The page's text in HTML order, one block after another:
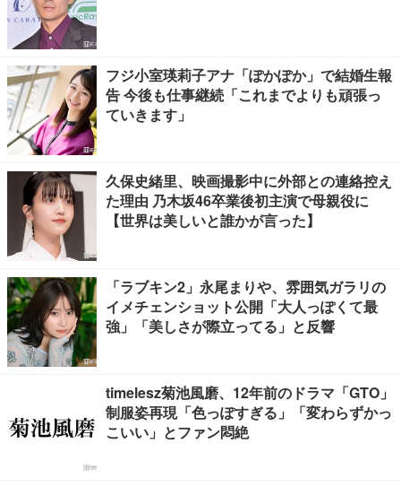
フジ小室瑛莉子アナ「ぽかぽか」で結婚生報
告 今後も仕事継続「これまでよりも頑張っ
ていきます」
久保史緒里、映画撮影中に外部との連絡控え
た理由 乃木坂46卒業後初主演で母親役に
【世界は美しいと誰かが言った】
「ラブキン2」永尾まりや、雰囲気ガラリの
イメチェンショット公開「大人っぽくて最
強」「美しさが際立ってる」と反響
timelesz菊池風磨、12年前のドラマ「GTO」
制服姿再現「色っぽすぎる」「変わらずかっ
こいい」とファン悶絶